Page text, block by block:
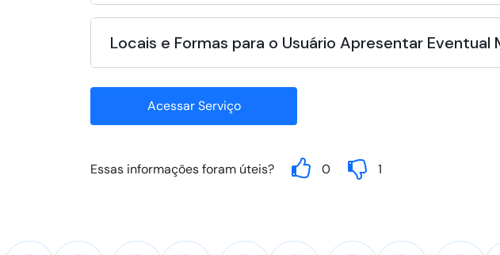
Locais e Formas para o Usuário Apresentar
Acessar Serviço
Essas informações foram úteis? 0 1